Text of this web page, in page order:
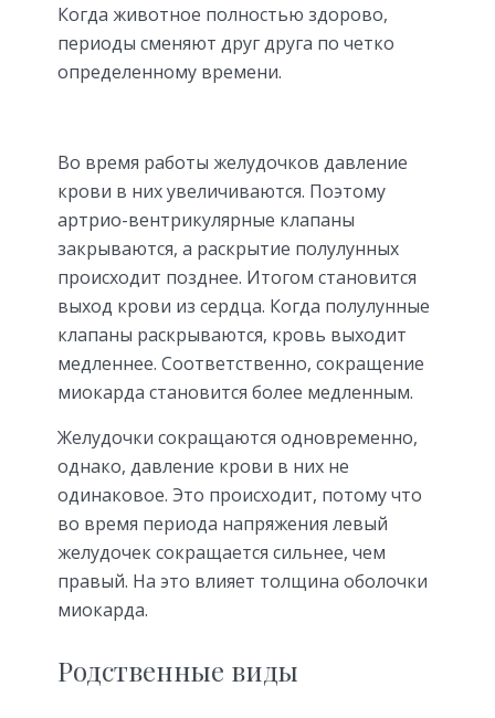
Когда животное полностью здорово,
периоды сменяют друг друга по четко
определенному времени.
Во время работы желудочков давление
крови в них увеличиваются. Поэтому
артрио-вентрикулярные клапаны
закрываются, а раскрытие полулунных
происходит позднее. Итогом становится
выход крови из сердца. Когда полулунные
клапаны раскрываются, кровь выходит
медленнее. Соответственно, сокращение
миокарда становится более медленным.
Желудочки сокращаются одновременно,
однако, давление крови в них не
одинаковое. Это происходит, потому что
во время периода напряжения левый
желудочек сокращается сильнее, чем
правый. На это влияет толщина оболочки
миокарда.
Родственные виды